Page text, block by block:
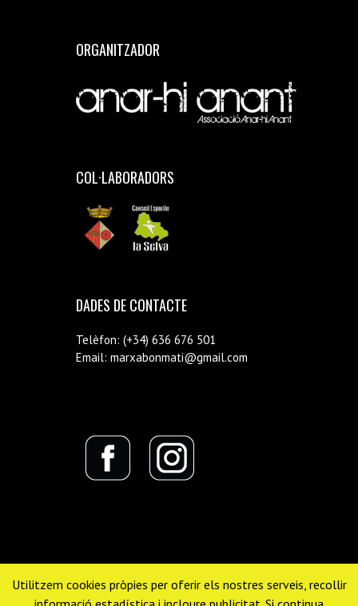
ORGANITZADOR
COL·LABORADORS
DADES DE CONTACTE
Telèfon: (+34) 636 676 501
Email: marxabonmati@gmail.com
Utilitzem cookies pròpies per oferir els nostres serveis, recollir